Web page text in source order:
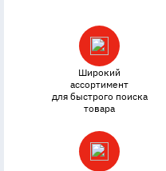
Широкий
ассортимент
для быстрого поиска
товара